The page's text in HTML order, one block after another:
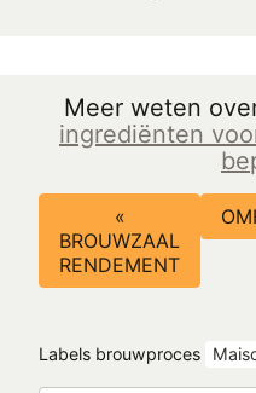
Meer weten
ingrediënten
links
voor
Bereken
de
hoeveelheid
«
BROUWZAAL
RENDEMENT
Labels brouwproces